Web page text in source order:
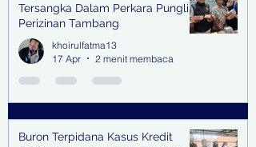
Tersangka Dalam Perkara Pungli
Perizinan Tambang
khoirulfatma13
17 Apr
2 menit membaca
Buron Terpidana Kasus Kredit